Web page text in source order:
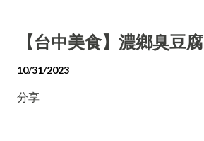
【台中美食】濃鄉臭豆腐
10/31/2023
分享